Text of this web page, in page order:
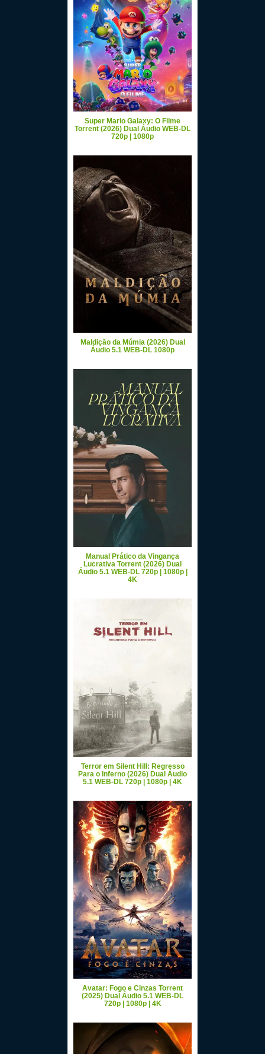
Super Mario Galaxy: O Filme
Torrent (2026) Dual Áudio WEB-DL
720p | 1080p
Maldição da Múmia (2026) Dual
Áudio 5.1 WEB-DL 1080p
Manual Prático da Vingança
Lucrativa Torrent (2026) Dual
Áudio 5.1 WEB-DL 720p | 1080p |
4K
Terror em Silent Hill: Regresso
Para o Inferno (2026) Dual Áudio
5.1 WEB-DL 720p | 1080p | 4K
Avatar: Fogo e Cinzas Torrent
(2025) Dual Áudio 5.1 WEB-DL
720p | 1080p | 4K